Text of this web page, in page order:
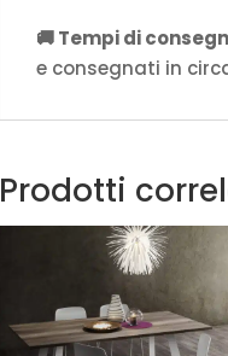
🚚 Tempi di
e consegnati in
Prodotti